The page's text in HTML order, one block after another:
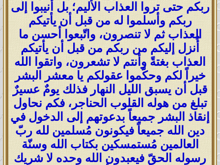
ربكم حتى تروا العذاب الأليم؛ بل أنيبوا إلى
ربكم وأسلموا له من قبل أن يأتيكم
العذاب ثم لا تنصرون، واتّبعوا أحسن ما
أُنزل إليكم من ربكم من قبل أن يأتيكم
العذاب بغتةً وأنتم لا تشعرون، واتقوا الله
خيراً لكم وحكّموا عقولكم يا معشر البشر
قبل أن يسبق الليل النهار فذلك يومٌ عسيرٌ
تبلغ من هوله القلوب الحناجر، فكم نحاول
إنقاذ البشر جميعاً بدعوتهم إلى الدخول في
دين الله جميعاً فيكونون مُسلمين لله ربّ
العالمين مُستمسكين بكتاب الله وسنّة
رسوله الحقّ فيعبدون الله وحده لا شريك